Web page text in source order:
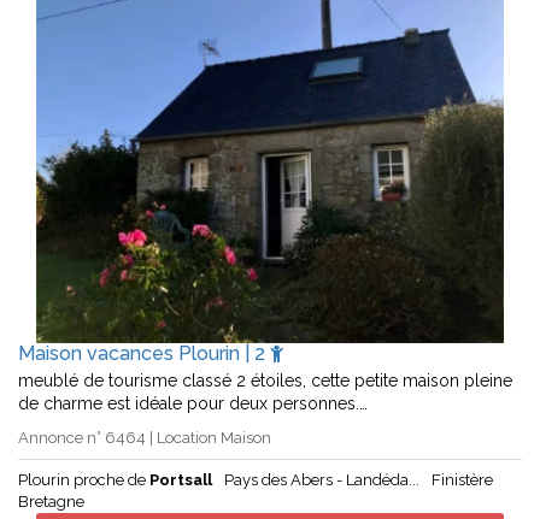
Maison vacances Plourin | 2
meublé de tourisme classé 2 étoiles, cette petite maison pleine
de charme est idéale pour deux personnes.…
Annonce n° 6464 | Location Maison
Plourin proche de Portsall Pays des Abers - Landéda...
Finistère
Bretagne